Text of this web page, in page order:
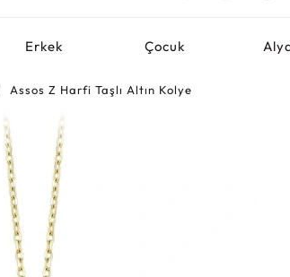
Erkek Çocuk
Assos Z Harfi Taşlı Altın Kolye